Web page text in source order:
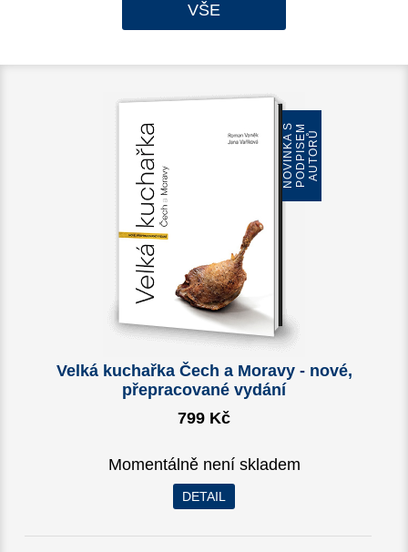
VŠE
N
O
V
I
N
K
A
S
P
O
D
P
I
S
E
M
A
U
T
O
R Ů
Velká kuchařka Čech a Moravy - nové,
přepracované vydání
799 Kč
Momentálně není skladem
DETAIL